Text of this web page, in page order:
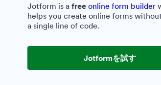
Jotform is a free online form builder
helps you create online forms
a single line of code.
Jotformを試す